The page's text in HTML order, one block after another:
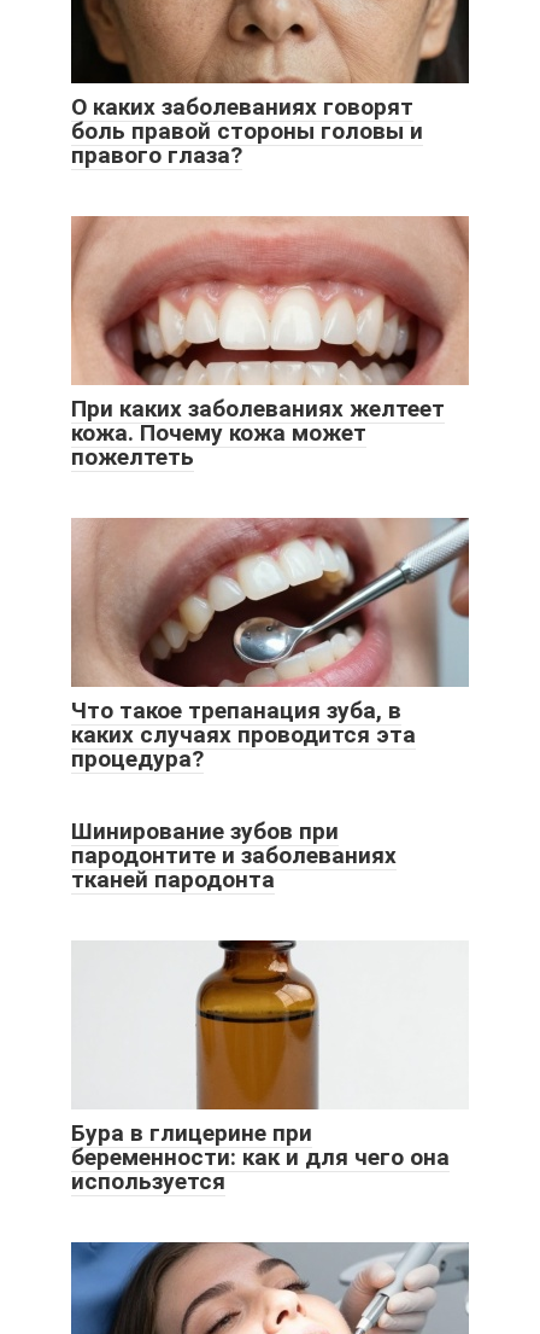
О каких заболеваниях говорят
боль правой стороны головы и
правого глаза?
При каких заболеваниях желтеет
кожа. Почему кожа может
пожелтеть
Что такое трепанация зуба, в
каких случаях проводится эта
процедура?
Шинирование зубов при
пародонтите и заболеваниях
тканей пародонта
Бура в глицерине при
беременности: как и для чего она
используется